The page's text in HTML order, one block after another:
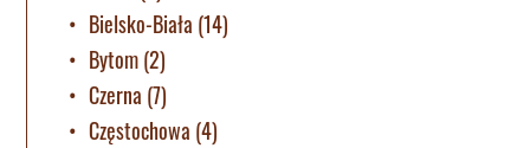
Bielsko-Biała (14)
Bytom(2)
Czerna (7)
Częstochowa (4)